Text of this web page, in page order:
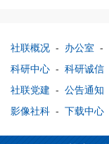
社联概况 - 办公室 -
科研中心 - 科研诚信
社联党建 - 公告通知
影像社科 - 下载中心